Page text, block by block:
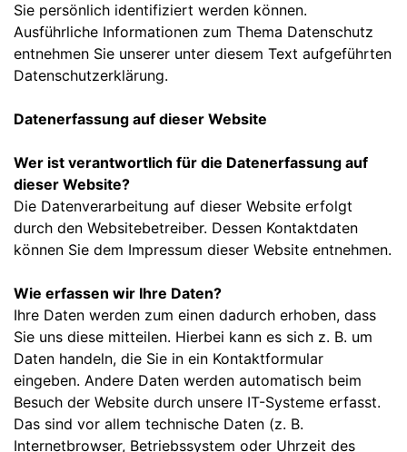
Sie persönlich identifiziert werden können.
Ausführliche Informationen zum Thema Datenschutz
entnehmen Sie unserer unter diesem Text aufgeführten
Datenschutzerklärung.
Datenerfassung auf dieser Website
Wer ist verantwortlich für die Datenerfassung auf
dieser Website?
Die Datenverarbeitung auf dieser Website erfolgt
durch den Websitebetreiber. Dessen Kontaktdaten
können Sie dem Impressum dieser Website entnehmen.
Wie erfassen wir Ihre Daten?
Ihre Daten werden zum einen dadurch erhoben, dass
Sie uns diese mitteilen. Hierbei kann es sich z. B. um
Daten handeln, die Sie in ein Kontaktformular
eingeben. Andere Daten werden automatisch beim
Besuch der Website durch unsere IT-Systeme erfasst.
Das sind vor allem technische Daten (z. B.
Internetbrowser, Betriebssystem oder Uhrzeit des